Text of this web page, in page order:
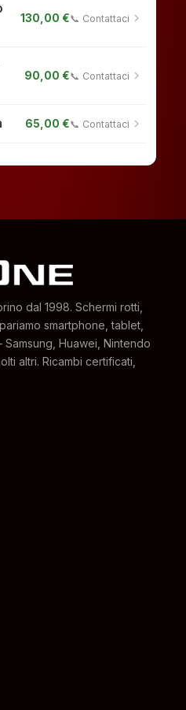
130,00 €📞 Contattaci chevron_right
90,00 €📞 Contattaci chevron_right
65,00 €📞 Contattaci chevron_right
dal 1998. Schermi rotti,
smartphone, tablet,
Huawei, Nintendo
altri. Ricambi certificati,